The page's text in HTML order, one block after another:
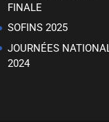
FINALE
SOFINS 2025
JOURNÉES
2024